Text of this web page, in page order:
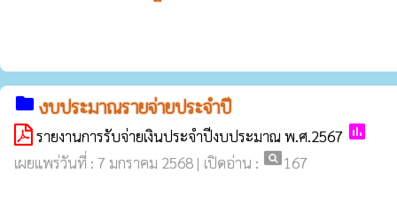
folder งบประมาณรายจ่ายประจำปี
รายงานการรับจ่ายเงินประจำปีงบประมาณ พ.ศ.2567 poll
เผยแพร่วันที่ : 7 มกราคม 2568 | เปิดอ่าน : pageview167